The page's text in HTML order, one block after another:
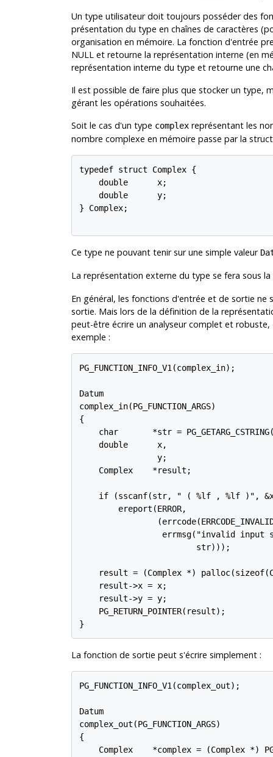
Un type utilisateur doit toujours posséder des
présentation du type en chaînes de caractères
organisation en mémoire. La fonction d'entrée
NULL et retourne la représentation interne (en
représentation interne du type et retourne une
Il est possible de faire plus que stocker un type,
gérant les opérations souhaitées.
Soit le cas d'un type complexreprésentant les
nombre complexe en mémoire passe par la
typedef struct Complex {
    double      x;
    double      y;
} Complex;
Ce type ne pouvant tenir sur une simple valeur
La représentation externe du type se fera sous
En général, les fonctions d'entrée et de sortie
sortie. Mais lors de la définition de la
peut-être écrire un analyseur complet et
exemple :
PG_FUNCTION_INFO_V1(complex_in);
Datum
complex_in(PG_FUNCTION_ARGS)
{
char       *str =
    double      x,
                y;
    Complex    *result;
if (sscanf(str, " ( %lf , %lf )",
        ereport(ERROR,
errmsg("invalid input
                        str)));
result = (Complex *)
    result->x = x;
    result->y = y;
    PG_RETURN_POINTER(result);
La fonction de sortie peut s'écrire simplement :
PG_FUNCTION_INFO_V1(complex_out);
Datum
complex_out(PG_FUNCTION_ARGS)
{
Complex    *complex = (Complex *)